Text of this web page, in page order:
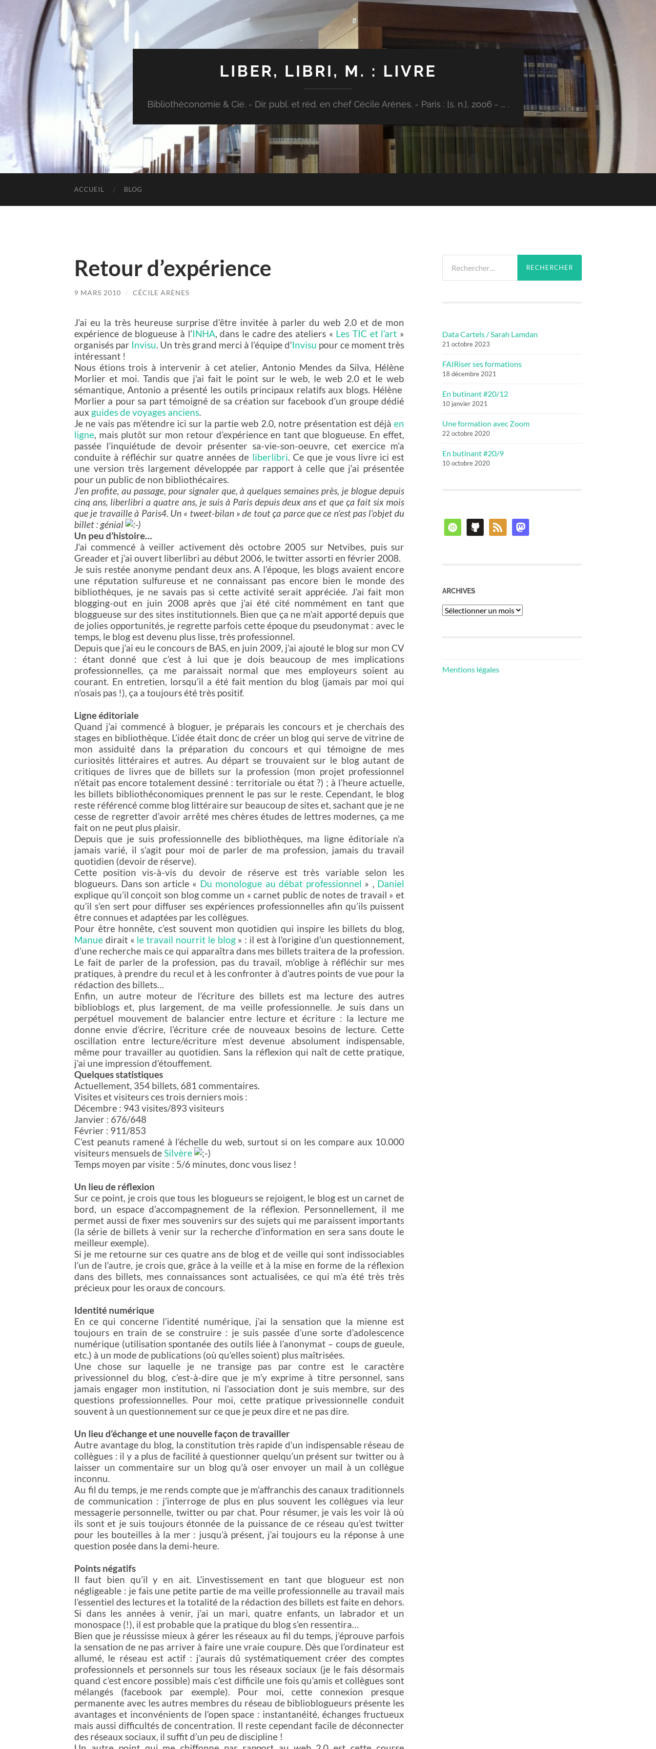
LIBER, LIBRI, M. : LIVRE
Bibliothéconomie & Cie. - Dir. publ. et réd. en chef Cécile Arènes. - Paris : [s. n.], 2006 - ... .
ACCUEIL BLOG
Retour d’expérience
9 MARS 2010 / CÉCILE ARÈNES
J’ai eu la très heureuse surprise d’être invitée à parler du web 2.0 et de mon
expérience de blogueuse à l’INHA , dans le cadre des ateliers « Les TIC et l’art »
organisés par Invisu . Un très grand merci à l’équipe d’Invisu pour ce moment très
intéressant !
Nous étions trois à intervenir à cet atelier, Antonio Mendes da Silva, Hélène
Morlier et moi. Tandis que j’ai fait le point sur le web, le web 2.0 et le web
sémantique, Antonio a présenté les outils principaux relatifs aux blogs. Hélène
Morlier a pour sa part témoigné de sa création sur facebook d’un groupe dédié
aux guides de voyages anciens
Je ne vais pas m’étendre ici sur la partie web 2.0, notre présentation est déjà en
ligne , mais plutôt sur mon retour d’expérience en tant que blogueuse. En effet,
passée l’inquiétude de devoir présenter sa-vie-son-oeuvre, cet exercice m’a
conduite à réfléchir sur quatre années de liberlibri . Ce que je vous livre ici est
une version très largement développée par rapport à celle que j’ai présentée
pour un public de non bibliothécaires.
J’en profite, au passage, pour signaler que, à quelques semaines près, je blogue depuis
cinq ans, liberlibri a quatre ans, je suis à Paris depuis deux ans et que ça fait six mois
que je travaille à Paris4. Un « tweet-bilan » de tout ça parce que ce n’est pas l’objet du
billet : génial
Un peu d’histoire…
J’ai commencé à veiller activement dès octobre 2005 sur Netvibes, puis sur
Greader et j’ai ouvert liberlibri au début 2006, le twitter assorti en février 2008.
Je suis restée anonyme pendant deux ans. A l’époque, les blogs avaient encore
une réputation sulfureuse et ne connaissant pas encore bien le monde des
bibliothèques, je ne savais pas si cette activité serait appréciée. J’ai fait mon
blogging-out en juin 2008 après que j’ai été cité nommément en tant que
bloggueuse sur des sites institutionnels. Bien que ça ne m’ait apporté depuis que
de jolies opportunités, je regrette parfois cette époque du pseudonymat : avec le
temps, le blog est devenu plus lisse, très professionnel.
Depuis que j’ai eu le concours de BAS, en juin 2009, j’ai ajouté le blog sur mon CV
: étant donné que c’est à lui que je dois beaucoup de mes implications
professionnelles, ça me paraissait normal que mes employeurs soient au
courant. En entretien, lorsqu’il a été fait mention du blog (jamais par moi qui
n’osais pas !), ça a toujours été très positif.
Ligne éditoriale
Quand j’ai commencé à bloguer, je préparais les concours et je cherchais des
stages en bibliothèque. L’idée était donc de créer un blog qui serve de vitrine de
mon assiduité dans la préparation du concours et qui témoigne de mes
curiosités littéraires et autres. Au départ se trouvaient sur le blog autant de
critiques de livres que de billets sur la profession (mon projet professionnel
n’était pas encore totalement dessiné : territoriale ou état ?) ; à l’heure actuelle,
les billets bibliothéconomiques prennent le pas sur le reste. Cependant, le blog
reste référencé comme blog littéraire sur beaucoup de sites et, sachant que je ne
cesse de regretter d’avoir arrêté mes chères études de lettres modernes, ça me
fait on ne peut plus plaisir.
Depuis que je suis professionnelle des bibliothèques, ma ligne éditoriale n’a
jamais varié, il s’agit pour moi de parler de ma profession, jamais du travail
quotidien (devoir de réserve).
Cette position vis-à-vis du devoir de réserve est très variable selon les
blogueurs. Dans son article « Du monologue au débat professionnel » , Daniel
explique qu’il conçoit son blog comme un « carnet public de notes de travail » et
qu’il s’en sert pour diffuser ses expériences professionnelles afin qu’ils puissent
être connues et adaptées par les collègues.
Pour être honnête, c’est souvent mon quotidien qui inspire les billets du blog,
Manue dirait « le travail nourrit le blog» : il est à l’origine d’un questionnement,
d’une recherche mais ce qui apparaîtra dans mes billets traitera de la profession.
Le fait de parler de la profession, pas du travail, m’oblige à réfléchir sur mes
pratiques, à prendre du recul et à les confronter à d’autres points de vue pour la
rédaction des billets…
Enfin, un autre moteur de l’écriture des billets est ma lecture des autres
biblioblogs et, plus largement, de ma veille professionnelle. Je suis dans un
perpétuel mouvement de balancier entre lecture et écriture : la lecture me
donne envie d’écrire, l’écriture crée de nouveaux besoins de lecture. Cette
oscillation entre lecture/écriture m’est devenue absolument indispensable,
même pour travailler au quotidien. Sans la réflexion qui naît de cette pratique,
j’ai une impression d’étouffement.
Quelques statistiques
Actuellement, 354 billets, 681 commentaires.
Visites et visiteurs ces trois derniers mois :
Décembre : 943 visites/893 visiteurs
Janvier : 676/648
Février : 911/853
C’est peanuts ramené à l’échelle du web, surtout si on les compare aux 10.000
visiteurs mensuels de Silvère
Temps moyen par visite : 5/6 minutes, donc vous lisez !
Un lieu de réflexion
Sur ce point, je crois que tous les blogueurs se rejoigent, le blog est un carnet de
bord, un espace d’accompagnement de la réflexion. Personnellement, il me
permet aussi de fixer mes souvenirs sur des sujets qui me paraissent importants
(la série de billets à venir sur la recherche d’information en sera sans doute le
meilleur exemple).
Si je me retourne sur ces quatre ans de blog et de veille qui sont indissociables
l’un de l’autre, je crois que, grâce à la veille et à la mise en forme de la réflexion
dans des billets, mes connaissances sont actualisées, ce qui m’a été très très
précieux pour les oraux de concours.
Identité numérique
En ce qui concerne l’identité numérique, j’ai la sensation que la mienne est
toujours en train de se construire : je suis passée d’une sorte d’adolescence
numérique (utilisation spontanée des outils liée à l’anonymat – coups de gueule,
etc.) à un mode de publications (où qu’elles soient) plus maîtrisées.
Une chose sur laquelle je ne transige pas par contre est le caractère
privessionnel du blog, c’est-à-dire que je m’y exprime à titre personnel, sans
jamais engager mon institution, ni l’association dont je suis membre, sur des
questions professionnelles. Pour moi, cette pratique privessionnelle conduit
souvent à un questionnement sur ce que je peux dire et ne pas dire.
Un lieu d’échange et une nouvelle façon de travailler
Autre avantage du blog, la constitution très rapide d’un indispensable réseau de
collègues : il y a plus de facilité à questionner quelqu’un présent sur twitter ou à
laisser un commentaire sur un blog qu’à oser envoyer un mail à un collègue
inconnu.
Au fil du temps, je me rends compte que je m’affranchis des canaux traditionnels
de communication : j’interroge de plus en plus souvent les collègues via leur
messagerie personnelle, twitter ou par chat. Pour résumer, je vais les voir là où
ils sont et je suis toujours étonnée de la puissance de ce réseau qu’est twitter
pour les bouteilles à la mer : jusqu’à présent, j’ai toujours eu la réponse à une
question posée dans la demi-heure.
Points négatifs
Il faut bien qu’il y en ait. L’investissement en tant que blogueur est non
négligeable : je fais une petite partie de ma veille professionnelle au travail mais
l’essentiel des lectures et la totalité de la rédaction des billets est faite en dehors.
Si dans les années à venir, j’ai un mari, quatre enfants, un labrador et un
monospace (!), il est probable que la pratique du blog s’en ressentira…
Bien que je réussisse mieux à gérer les réseaux au fil du temps, j’éprouve parfois
la sensation de ne pas arriver à faire une vraie coupure. Dès que l’ordinateur est
allumé, le réseau est actif : j’aurais dû systématiquement créer des comptes
professionnels et personnels sur tous les réseaux sociaux (je le fais désormais
quand c’est encore possible) mais c’est difficile une fois qu’amis et collègues sont
mélangés (facebook par exemple). Pour moi, cette connexion presque
permanente avec les autres membres du réseau de biblioblogueurs présente les
avantages et inconvénients de l’open space : instantanéité, échanges fructueux
mais aussi difficultés de concentration. Il reste cependant facile de déconnecter
des réseaux sociaux, il suffit d’un peu de discipline !
Data Cartels / Sarah Lamdan
21 octobre 2023
FAIRiser ses formations
18 décembre 2021
En butinant #20/12
10 janvier 2021
Une formation avec Zoom
22 octobre 2020
En butinant #20/9
10 octobre 2020
orcid github rss mastodon
ARCHIVES
Archives
Mentions légales